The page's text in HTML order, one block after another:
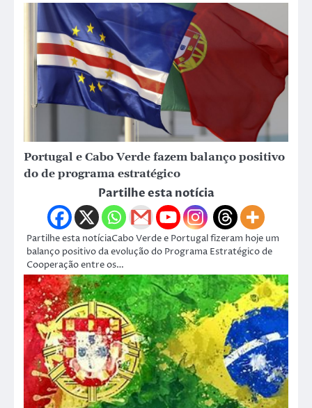
Portugal e Cabo Verde fazem balanço positivo
do de programa estratégico
Partilhe esta notícia
Partilhe esta notíciaCabo Verde e Portugal fizeram hoje um
balanço positivo da evolução do Programa Estratégico de
Cooperação entre os…